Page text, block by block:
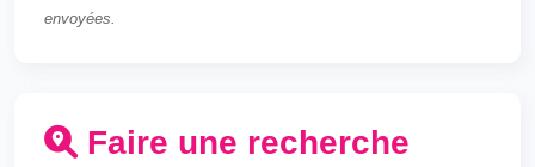
envoyées.
Faire une recherche